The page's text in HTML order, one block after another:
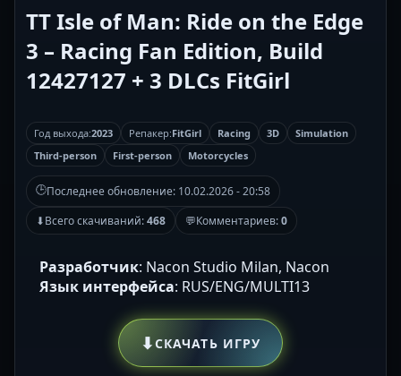
TT Isle of Man: Ride on the Edge
3 – Racing Fan Edition, Build
12427127 + 3 DLCs FitGirl
Год выхода:2023 Репакер:FitGirl Racing 3D
Simulation
Third-person
First-person Motorcycles
🕒Последнее обновление: 10.02.2026 - 20:58
⬇Всего скачиваний:468 💬Комментариев:0
Разработчик: Nacon Studio Milan, Nacon
Язык интерфейса: RUS/ENG/MULTI13
⬇СКАЧАТЬ ИГРУ